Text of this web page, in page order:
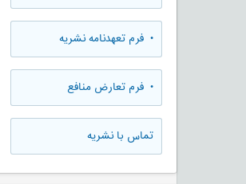
• فرم تعهدنامه نشریه
• فرم تعارض منافع
تماس با نشریه